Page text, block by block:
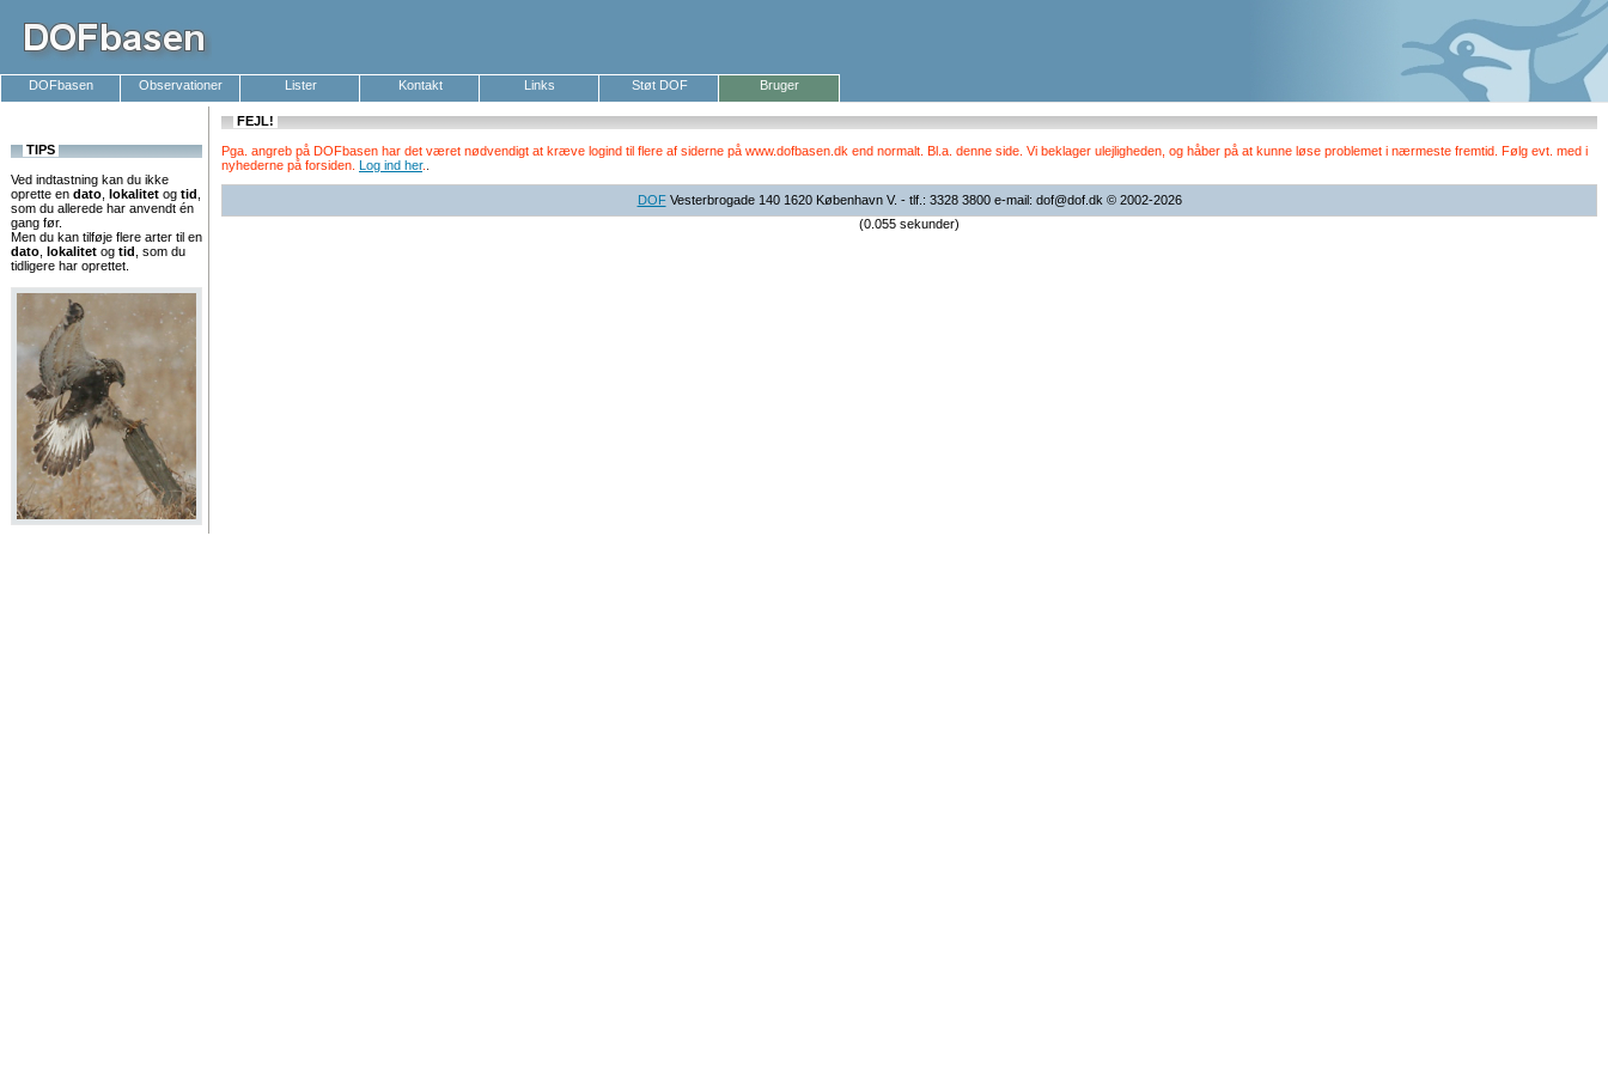
DOFbasen Observationer Lister Kontakt Links Støt DOF Bruger
TIPS
Ved indtastning kan du ikke
oprette en dato lokalitet og tid
som du allerede har anvendt én
gang før.
Men du kan tilføje flere arter til en
dato lokalitet og tid , som du
tidligere har oprettet.
FEJL!
Pga. angreb på DOFbasen har det været nødvendigt at kræve logind til flere af siderne på www.dofbasen.dk end normalt. Bl.a. denne side. Vi beklager ulejligheden, og håber på at kunne løse problemet i nærmeste fremtid. Følg evt. med i
nyhederne på forsiden. Log ind her.
DOFVesterbrogade 140 1620 København V. - tlf.: 3328 3800 e-mail: dof@dof.dk © 2002-2026
(0.055 sekunder)